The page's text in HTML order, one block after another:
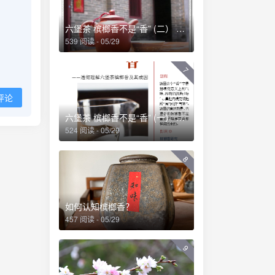
论
六堡茶 槟榔香不是“香” (二） ——透彻理解六堡茶槟榔香及其成因
539 阅读 - 05/29
7
六堡茶 槟榔香不是“香” (一） ——透彻理解六堡茶槟榔香及其成因
524 阅读 - 05/29
8
如何认知槟榔香？
457 阅读 - 05/29
9